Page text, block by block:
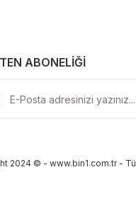
ABONELİĞİ
2024 © - www.bin1.com.tr -